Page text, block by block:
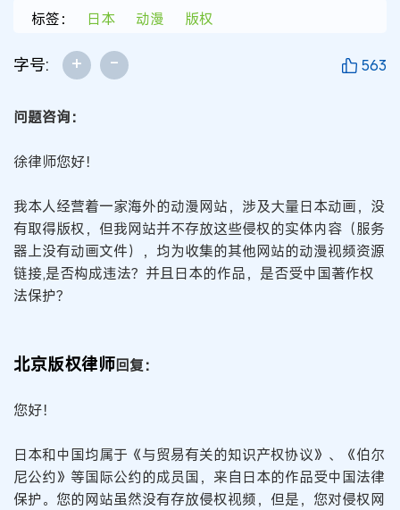
标签： 日本 动漫 版权
字号: + - 563
问题咨询：
徐律师您好！
我本人经营着一家海外的动漫网站，涉及大量日本动画，没
有取得版权，但我网站并不存放这些侵权的实体内容（服务
器上没有动画文件），均为收集的其他网站的动漫视频资源
链接,是否构成违法？并且日本的作品，是否受中国著作权
法保护？
北京版权律师回复：
您好！
日本和中国均属于《与贸易有关的知识产权协议》、《伯尔
尼公约》等国际公约的成员国，来自日本的作品受中国法律
保护。您的网站虽然没有存放侵权视频，但是，您对侵权网